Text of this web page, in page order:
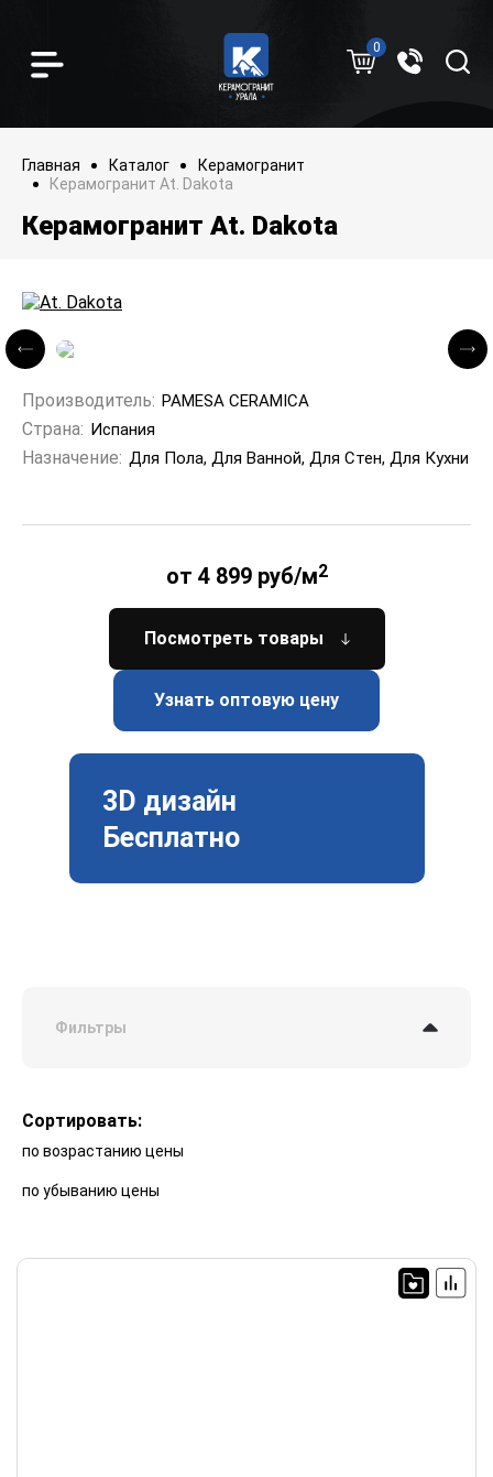
0
Главная Каталог
Керамогранит
Керамогранит At. Dakota
Керамогранит At. Dakota
Производитель: PAMESA CERAMICA
Страна: Испания
Назначение: Для Пола, Для Ванной, Для Стен, Для Кухни
от 4 899 руб/м2
Посмотреть товары
Узнать оптовую цену
3D дизайн
Бесплатно
Фильтры
Сортировать:
по возрастанию цены
по убыванию цены